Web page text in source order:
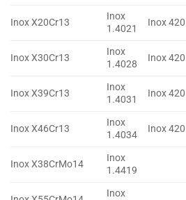
Inox X20Cr13
Inox
1.4021
Inox 420
Inox X30Cr13
Inox
1.4028
Inox 420
Inox X39Cr13
Inox
1.4031
Inox 420
Inox X46Cr13
Inox
1.4034
Inox 420
Inox X38CrMo14
Inox
1.4419
Inox